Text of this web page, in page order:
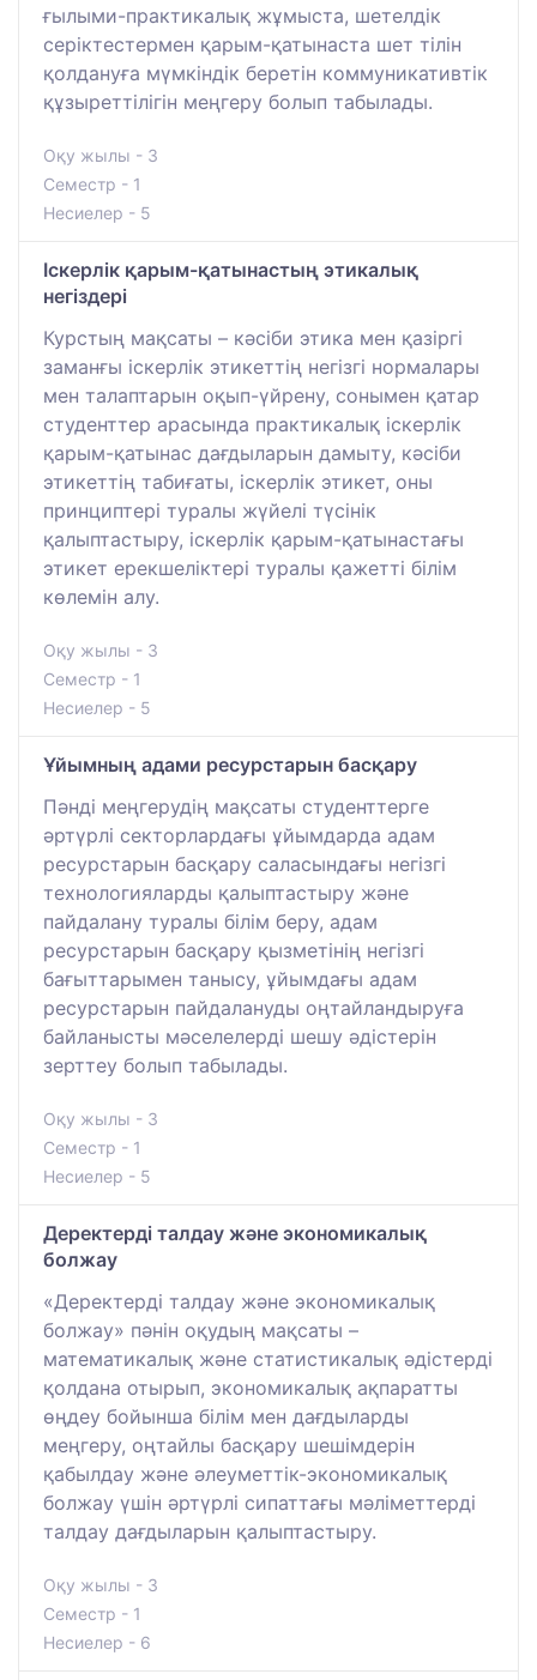
ғылыми-практикалық жұмыста, шетелдік
серіктестермен қарым-қатынаста шет тілін
қолдануға мүмкіндік беретін коммуникативтік
құзыреттілігін меңгеру болып табылады.
Оқу жылы - 3
Семестр - 1
Несиелер - 5
Іскерлік қарым-қатынастың этикалық
негіздері
Курстың мақсаты – кәсіби этика мен қазіргі
заманғы іскерлік этикеттің негізгі нормалары
мен талаптарын оқып-үйрену, сонымен қатар
студенттер арасында практикалық іскерлік
қарым-қатынас дағдыларын дамыту, кәсіби
этикеттің табиғаты, іскерлік этикет, оны
принциптері туралы жүйелі түсінік
қалыптастыру, іскерлік қарым-қатынастағы
этикет ерекшеліктері туралы қажетті білім
көлемін алу.
Оқу жылы - 3
Семестр - 1
Несиелер - 5
Ұйымның адами ресурстарын басқару
Пәнді меңгерудің мақсаты студенттерге
әртүрлі секторлардағы ұйымдарда адам
ресурстарын басқару саласындағы негізгі
технологияларды қалыптастыру және
пайдалану туралы білім беру, адам
ресурстарын басқару қызметінің негізгі
бағыттарымен танысу, ұйымдағы адам
ресурстарын пайдалануды оңтайландыруға
байланысты мәселелерді шешу әдістерін
зерттеу болып табылады.
Оқу жылы - 3
Семестр - 1
Несиелер - 5
Деректерді талдау және экономикалық
болжау
«Деректерді талдау және экономикалық
болжау» пәнін оқудың мақсаты –
математикалық және статистикалық әдістерді
қолдана отырып, экономикалық ақпаратты
өңдеу бойынша білім мен дағдыларды
меңгеру, оңтайлы басқару шешімдерін
қабылдау және әлеуметтік-экономикалық
болжау үшін әртүрлі сипаттағы мәліметтерді
талдау дағдыларын қалыптастыру.
Оқу жылы - 3
Семестр - 1
Несиелер - 6